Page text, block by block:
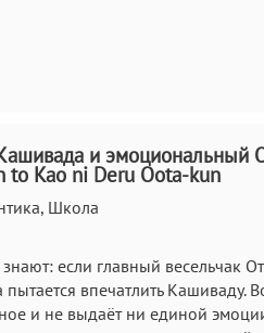
и эмоциональный
to Kao ni Deru Oota-kun
Школа
знают: если главный весельчак
пытается впечатлить Кашиваду.
и не выдаёт ни единой